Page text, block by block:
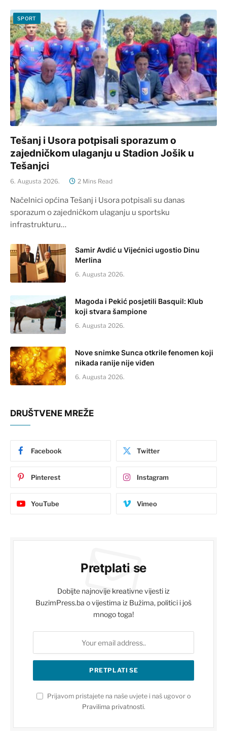
SPORT
Tešanj i Usora potpisali sporazum o
zajedničkom ulaganju u Stadion Jošik u
Tešanjci
6. Augusta 2026. 2 Mins Read
Načelnici općina Tešanj i Usora potpisali su danas
sporazum o zajedničkom ulaganju u sportsku
infrastrukturu…
Samir Avdić u Vijećnici ugostio Dinu
Merlina
6. Augusta 2026.
Magoda i Pekić posjetili Basquil: Klub
koji stvara šampione
6. Augusta 2026.
Nove snimke Sunca otkrile fenomen koji
nikada ranije nije viđen
6. Augusta 2026.
DRUŠTVENE MREŽE
Facebook Twitter
Pinterest Instagram
YouTube Vimeo
Pretplati se
Dobijte najnovije kreativne vijesti iz
BuzimPress.ba o vijestima iz Bužima, politici i još
mnogo toga!
Prijavom pristajete na naše uvjete i naš ugovor o
Pravilima privatnosti.